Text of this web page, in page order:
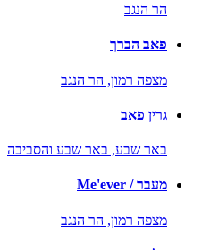
הר הנגב
פאב הברך
מצפה רמון, הר הנגב
גרין פאב
באר שבע, באר שבע והסביבה
מעבר / Me'ever
מצפה רמון, הר הנגב